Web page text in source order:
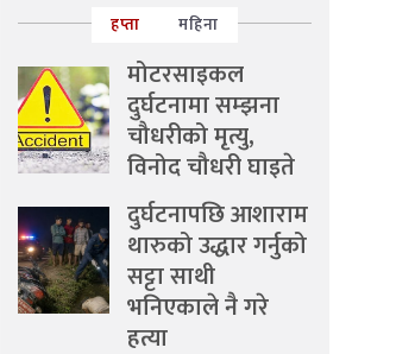
हप्ता महिना
मोटरसाइकल
दुर्घटनामा सम्झना
चौधरीको मृत्यु,
विनोद चौधरी घाइते
दुर्घटनापछि आशाराम
थारुको उद्धार गर्नुको
सट्टा साथी
भनिएकाले नै गरे
हत्या